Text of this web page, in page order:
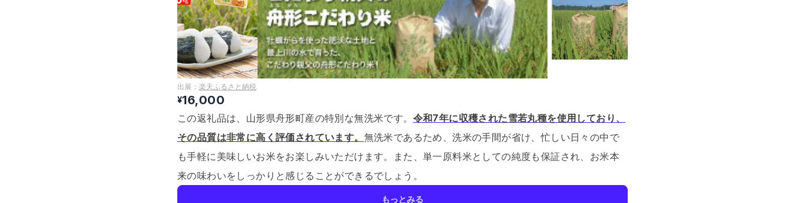
出展： 楽天ふるさと納税
¥16,000
この返礼品は、山形県舟形町産の特別な無洗米です。 令和7年に収穫された雪若丸種を使用しており、
その品質は非常に高く評価されています。 無洗米であるため、洗米の手間が省け、忙しい日々の中で
も手軽に美味しいお米をお楽しみいただけます。
また、単一原料米としての純度も保証され、お米本
来の味わいをしっかりと感じることができるでしょう。
もっとみる